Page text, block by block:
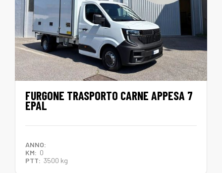
FURGONE TRASPORTO CARNE APPESA 7
EPAL
ANNO:
KM: 0
PTT: 3500 kg